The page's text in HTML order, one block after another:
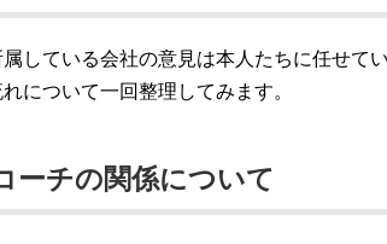
している会社の意見は本人たちに任せて
について一回整理してみます。
ーチの関係について